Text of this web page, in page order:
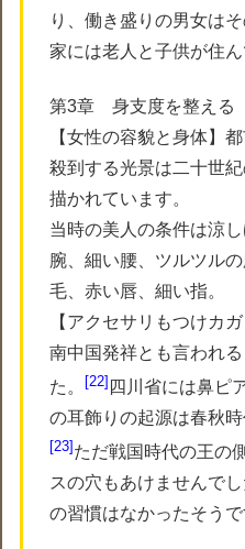
り、働き盛りの男女は
家には老人と子供が住ん
第3章 身支度を整える
【女性の容貌と身体】
殺到する光景は二十世
描かれています。
当時の美人の条件は涼
腕、細い腰、ツルツル
毛、赤い唇、細い指。
【アクセサリもつけカ
南中国発祥とも言われ
た。
22 四川省には鼻ピ
の耳飾りの起源は春秋
23 ただ戦国時代の王の
スの穴もあけませんで
の習慣はなかったそうで